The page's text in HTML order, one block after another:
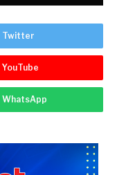
Twitter
YouTube
WhatsApp